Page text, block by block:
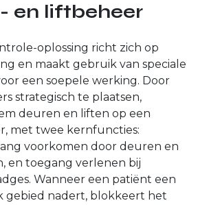
en liftbeheer
oplossing richt zich op
en maakt gebruik van speciale
een soepele werking. Door
strategisch te plaatsen,
deuren en liften op een
met twee kernfuncties:
voorkomen door deuren en
en toegang verlenen bij
Wanneer een patiënt een
gebied nadert, blokkeert het